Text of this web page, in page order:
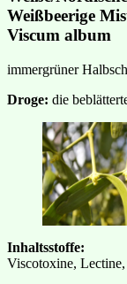
Weißbeerige
Viscum album
immergrüner
Droge: die
Inhaltsstoffe:
Viscotoxine,